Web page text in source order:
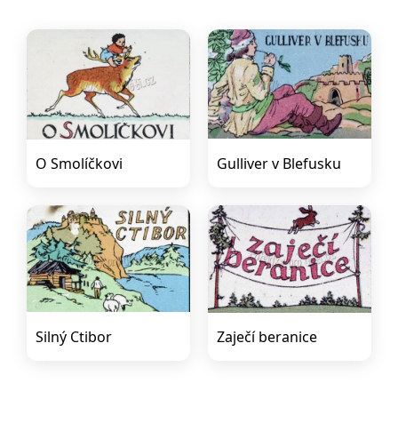
O Smolíčkovi Gulliver v Blefusku
Silný Ctibor Zaječí beranice